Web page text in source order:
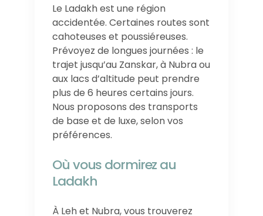
Le Ladakh est une région
accidentée. Certaines routes sont
cahoteuses et poussiéreuses.
Prévoyez de longues journées : le
trajet jusqu’au Zanskar, à Nubra ou
aux lacs d’altitude peut prendre
plus de 6 heures certains jours.
Nous proposons des transports
de base et de luxe, selon vos
préférences.
Où vous dormirez au
Ladakh
À Leh et Nubra, vous trouverez